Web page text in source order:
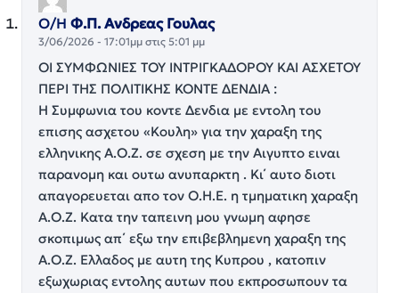
Ο/Η Φ.Π. Ανδρεας Γουλας
3/06/2026 - 17:01μμ στις 5:01 μμ
ΟΙ ΣΥΜΦΩΝΙΕΣ ΤΟΥ ΙΝΤΡΙΓΚΑΔΟΡΟΥ ΚΑΙ ΑΣΧΕΤΟΥ
ΠΕΡΙ ΤΗΣ ΠΟΛΙΤΙΚΗΣ ΚΟΝΤΕ ΔΕΝΔΙΑ :
Η Συμφωνια του κοντε Δενδια με εντολη του
επισης ασχετου «Κουλη» για την χαραξη της
ελληνικης Α.Ο.Ζ. σε σχεση με την Αιγυπτο ειναι
παρανομη και ουτω ανυπαρκτη . Κι΄ αυτο διοτι
απαγορευεται απο τον Ο.Η.Ε. η τμηματικη χαραξη
Α.Ο.Ζ. Κατα την ταπεινη μου γνωμη αφησε
σκοπιμως απ΄ εξω την επιβεβλημενη χαραξη της
Α.Ο.Ζ. Ελλαδος με αυτη της Κυπρου , κατοπιν
εξωχωριας εντολης αυτων που εκπροσωπουν τα